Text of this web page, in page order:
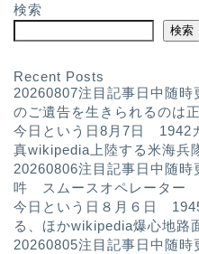
検索
検索
Recent Posts
20260807注目記事日中随
のご遺告を生きられるのは
今日という日8月7日 1942
真wikipedia上陸する米海兵
20260806注目記事日中
吽 スムースオペレーター
今日という日８月６日
る、ほかwikipedia爆心地路
20260805注目記事日中随